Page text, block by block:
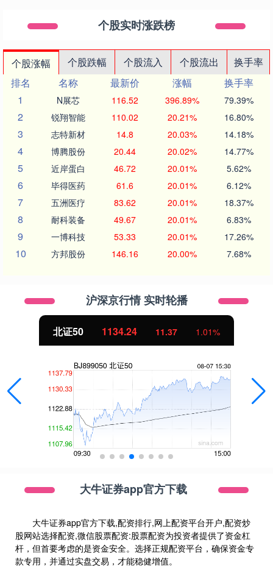
个股实时涨跌榜
个股涨幅 个股跌幅 个股流入 个股流出
换手率
排名
名称 最新价 涨幅
换手率
1
N展芯 116.52 396.89% 79.39%
2 锐翔智能 110.02 20.21% 16.80%
3 志特新材 14.8 20.03% 14.18%
4 博腾股份 20.44 20.02% 14.77%
5 近岸蛋白 46.72 20.01% 5.62%
6 毕得医药 61.6 20.01% 6.12%
7 五洲医疗 83.62 20.01% 18.37%
8 耐科装备 49.67 20.01% 6.83%
9 一博科技 53.33 20.01% 17.26%
10 方邦股份 146.16 20.00% 7.68%
沪深京行情 实时轮播
北证50 1134.24 11.37 1.01%
大牛证券app官方下载
大牛证券app官方下载,配资排行,网上配资平台开户,配资炒
股网站选择配资,微信股票配资:股票配资为投资者提供了资金杠
杆，但首要考虑的是资金安全。选择正规配资平台，确保资金专
款专用，并通过实盘交易，才能稳健增值。